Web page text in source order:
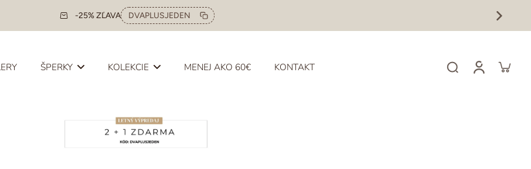
-25% ZĽAVA DVAPLUSJEDEN
ŠPERKY KOLEKCIE MENEJ AKO 60€ KONTAKT